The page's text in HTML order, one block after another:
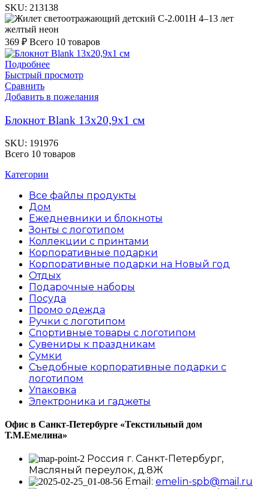
SKU: 213138
желтый неон
369 ₽ Всего 10 товаров
Подробнее
Быстрый просмотр
Сравнить
Добавить в пожелания
Блокнот Blank 13х20,9х1 см
SKU: 191976
Всего 10 товаров
Категории
Все файлы продукты
Дом
Ежедневники и блокноты
Зонты с логотипом
Коллекции с принтами
Корпоративные подарки
Корпоративные подарки на Новый год
Отдых
Подарочные наборы
Посуда
Промо одежда
Ручки с логотипом
Спортивные товары с логотипом
Сувениры к праздникам
Сумки
Съедобные корпоративные подарки с
логотипом
Упаковка
Электроника и гаджеты
Офис в Санкт-Петербурге «Текстильный дом
Т.М.Емелина»
Россия г. Санкт-Петербург,
Масляный переулок, д.8Ж
Email: emelin-spb@mail.ru